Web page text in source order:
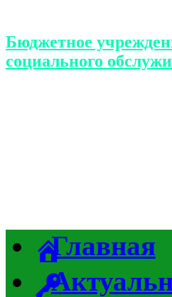
Бюджетное
социального
Главная